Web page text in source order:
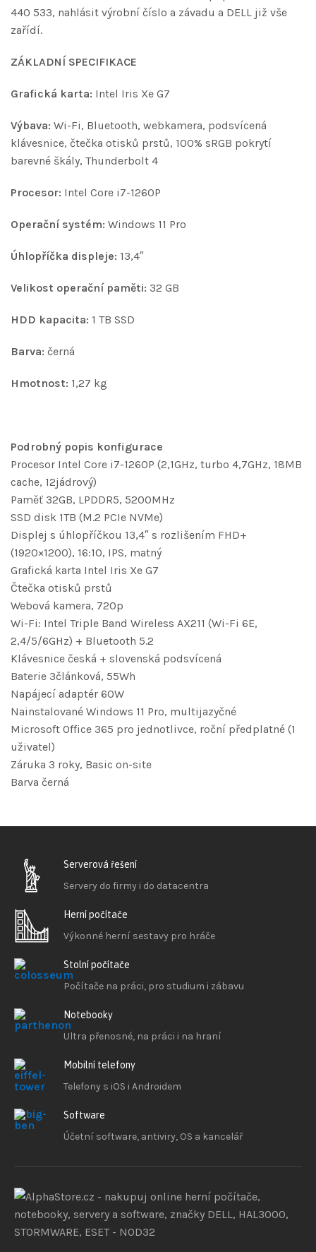
440 533, nahlásit výrobní číslo a závadu a DELL již vše
zařídí.
ZÁKLADNÍ SPECIFIKACE
Grafická karta: Intel Iris Xe G7
Výbava: Wi-Fi, Bluetooth, webkamera, podsvícená
klávesnice, čtečka otisků prstů, 100% sRGB pokrytí
barevné škály, Thunderbolt 4
Procesor: Intel Core i7-1260P
Operační systém: Windows 11 Pro
Úhlopříčka displeje: 13,4″
Velikost operační paměti: 32 GB
HDD kapacita: 1 TB SSD
Barva: černá
Hmotnost: 1,27 kg
Podrobný popis konfigurace
Procesor Intel Core i7-1260P (2,1GHz, turbo 4,7GHz, 18MB
cache, 12jádrový)
Paměť 32GB, LPDDR5, 5200MHz
SSD disk 1TB (M.2 PCIe NVMe)
Displej s úhlopříčkou 13,4″ s rozlišením FHD+
(1920×1200), 16:10, IPS, matný
Grafická karta Intel Iris Xe G7
Čtečka otisků prstů
Webová kamera, 720p
Wi-Fi: Intel Triple Band Wireless AX211 (Wi-Fi 6E,
2,4/5/6GHz) + Bluetooth 5.2
Klávesnice česká + slovenská podsvícená
Baterie 3článková, 55Wh
Napájecí adaptér 60W
Nainstalované Windows 11 Pro, multijazyčné
Microsoft Office 365 pro jednotlivce, roční předplatné (1
uživatel)
Záruka 3 roky, Basic on-site
Barva černá
Serverová řešení
Servery do firmy i do datacentra
Herní počítače
Výkonné herní sestavy pro hráče
Stolní počítače
Počítače na práci, pro studium i zábavu
Notebooky
Ultra přenosné, na práci i na hraní
Mobilní telefony
Telefony s iOS i Androidem
Software
Účetní software, antiviry, OS a kancelář